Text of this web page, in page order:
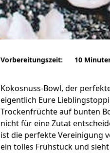
Vorbereitungszeit: 10
Kokosnuss-Bowl, der
eigentlich Eure
Trockenfrüchte auf bunten
nicht für eine Zutat
ist die perfekte Vereinigung
ein tolles Frühstück und